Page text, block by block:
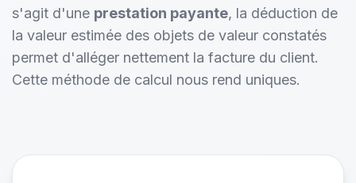
s'agit d'une prestation payante, la déduction de
la valeur estimée des objets de valeur constatés
permet d'alléger nettement la facture du client.
Cette méthode de calcul nous rend uniques.